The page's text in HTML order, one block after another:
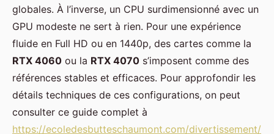
globales. À l’inverse, un CPU surdimensionné avec un
GPU modeste ne sert à rien. Pour une expérience
fluide en Full HD ou en 1440p, des cartes comme la
RTX 4060 ou la RTX 4070 s’imposent comme des
références stables et efficaces. Pour approfondir les
détails techniques de ces configurations, on peut
consulter ce guide complet à
https://ecoledesbutteschaumont.com/divertissement/